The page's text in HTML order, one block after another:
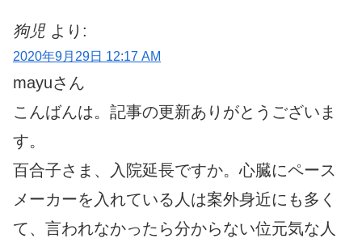
狗児 より:
2020年9月29日 12:17 AM
mayuさん
こんばんは。記事の更新ありがとうございま
す。
百合子さま、入院延長ですか。心臓にペース
メーカーを入れている人は案外身近にも多く
て、言われなかったら分からない位元気な人